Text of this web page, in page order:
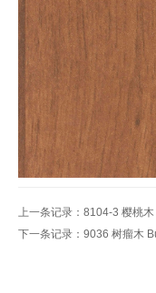
上一条记录： 8104-3 樱桃
下一条记录： 9036 树瘤木